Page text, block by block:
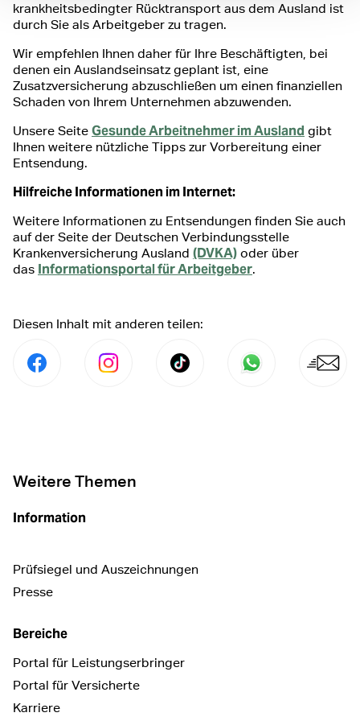
krankheitsbedingter Rücktransport aus dem Ausland ist
durch Sie als Arbeitgeber zu tragen.
Wir empfehlen Ihnen daher für Ihre Beschäftigten, bei
denen ein Auslandseinsatz geplant ist, eine
Zusatzversicherung abzuschließen um einen finanziellen
Schaden von Ihrem Unternehmen abzuwenden.
Unsere Seite Gesunde Arbeitnehmer im Ausland gibt
Ihnen weitere nützliche Tipps zur Vorbereitung einer
Entsendung.
Hilfreiche Informationen im Internet:
Weitere Informationen zu Entsendungen finden Sie auch
auf der Seite der Deutschen Verbindungsstelle
Krankenversicherung Ausland (DVKA) oder über
das Informationsportal für Arbeitgeber.
Diesen Inhalt mit anderen teilen:
Per Facebook Teilensocial.media.share.instagram.prefix
Senden perPer
Weitere Themen
Information
Prüfsiegel und Auszeichnungen
Presse
Bereiche
Portal für Leistungserbringer
Portal für Versicherte
Karriere